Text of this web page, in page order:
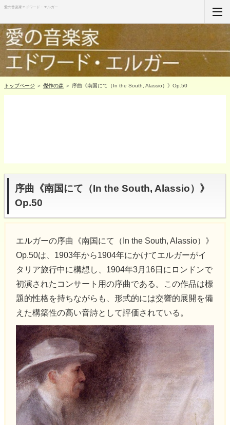
愛の音楽家エドワード・エルガー
ホーム
RSS購読
サイトマップ
トップページ ＞ 傑作の森 ＞ 序曲《南国にて（In the South, Alassio）》Op.50
序曲《南国にて（In the South, Alassio）》
Op.50
エルガーの序曲《南国にて（In the South, Alassio）》
Op.50は、1903年から1904年にかけてエルガーがイ
タリア旅行中に構想し、1904年3月16日にロンドンで
初演されたコンサート用の序曲である。この作品は標
題的性格を持ちながらも、形式的には交響的展開を備
えた構築性の高い音詩として評価されている。